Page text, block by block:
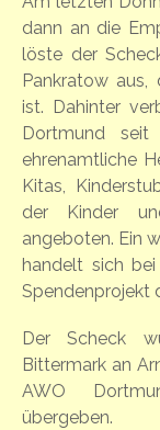
dann an die
löste der
Pankratow aus,
ist. Dahinter
Dortmund seit
ehrenamtliche
Kitas,
der Kinder
angeboten. Ein
handelt sich
Spendenprojekt
Der Scheck
Bittermark an
AWO
übergeben.